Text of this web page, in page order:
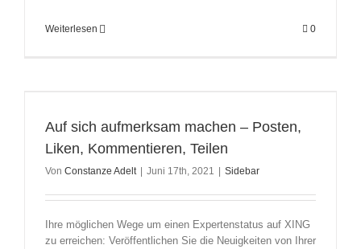
Weiterlesen 0
Auf sich aufmerksam machen – Posten,
Liken, Kommentieren, Teilen
Von Constanze Adelt | Juni 17th, 2021 | Sidebar
Ihre möglichen Wege um einen Expertenstatus auf XING
zu erreichen: Veröffentlichen Sie die Neuigkeiten von Ihrer